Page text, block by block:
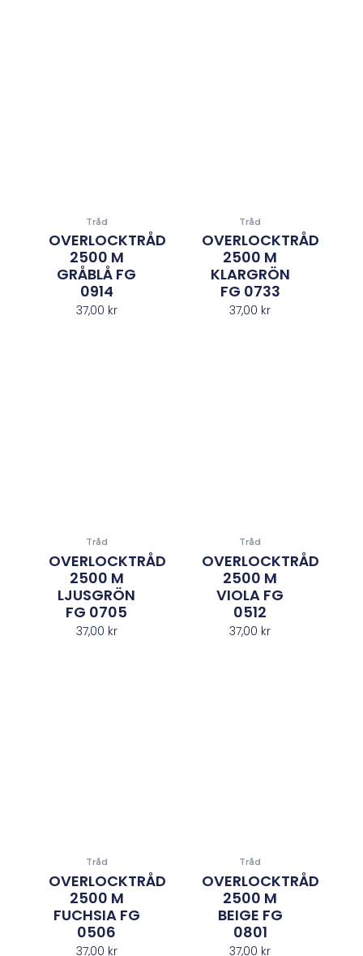
Tråd
OVERLOCKTRÅD
2500 M
GRÅBLÅ FG
0914
37,00 kr
Tråd
OVERLOCKTRÅD
2500 M
KLARGRÖN
FG 0733
37,00 kr
Tråd
OVERLOCKTRÅD
2500 M
LJUSGRÖN
FG 0705
37,00 kr
Tråd
OVERLOCKTRÅD
2500 M
VIOLA FG
0512
37,00 kr
Tråd
OVERLOCKTRÅD
2500 M
FUCHSIA FG
0506
37,00 kr
Tråd
OVERLOCKTRÅD
2500 M
BEIGE FG
0801
37,00 kr